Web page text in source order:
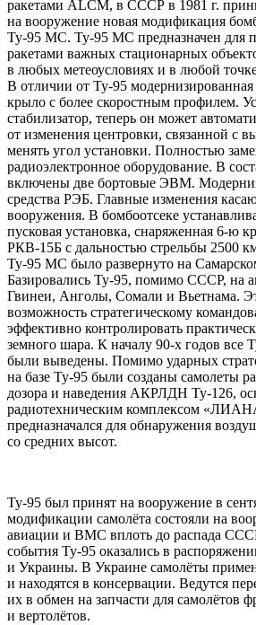
ракетами ALCM, в СССР в 1981 г.
на вооружение новая модификация
Ту-95 МС. Ту-95 МС предназначен для
ракетами важных стационарных
в любых метеоусловиях и в любой
В отличии от Ту-95
крыло с более скоростным профилем.
стабилизатор, теперь он может
от изменения центровки, связанной с
менять угол установки. Полностью
радиоэлектронное оборудование. В
включены две бортовые ЭВМ.
средства РЭБ. Главные изменения
вооружения. В бомбоотсеке
пусковая установка, снаряженная 6-ю
РКВ-15Б с дальностью стрельбы 2500
Ту-95 МС было развернуто на
Базировались Ту-95, помимо СССР, на
Гвинеи, Анголы, Сомали и Вьетнама.
возможность стратегическому
эффективно контролировать
земного шара. К началу 90-х годов все
были выведены. Помимо ударных
на базе Ту-95 были созданы самолеты
дозора и наведения АКРЛДН Ту-126,
радиотехническим комплексом
предназначался для обнаружения
со средних высот.
Ту-95 был принят на вооружение в
модификации самолёта состояли на
авиации и ВМС вплоть до распада
события Ту-95 оказались в
и Украины. В Украине самолёты
и находятся в консервации. Ведутся
их в обмен на запчасти для самолётов
и вертолётов.